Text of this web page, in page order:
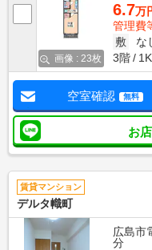
画像 : 23枚
6.7万
管理費
敷
な
3階
1K
空室確認 無料
お
賃貸マンション
デルタ幟町
広島市
分